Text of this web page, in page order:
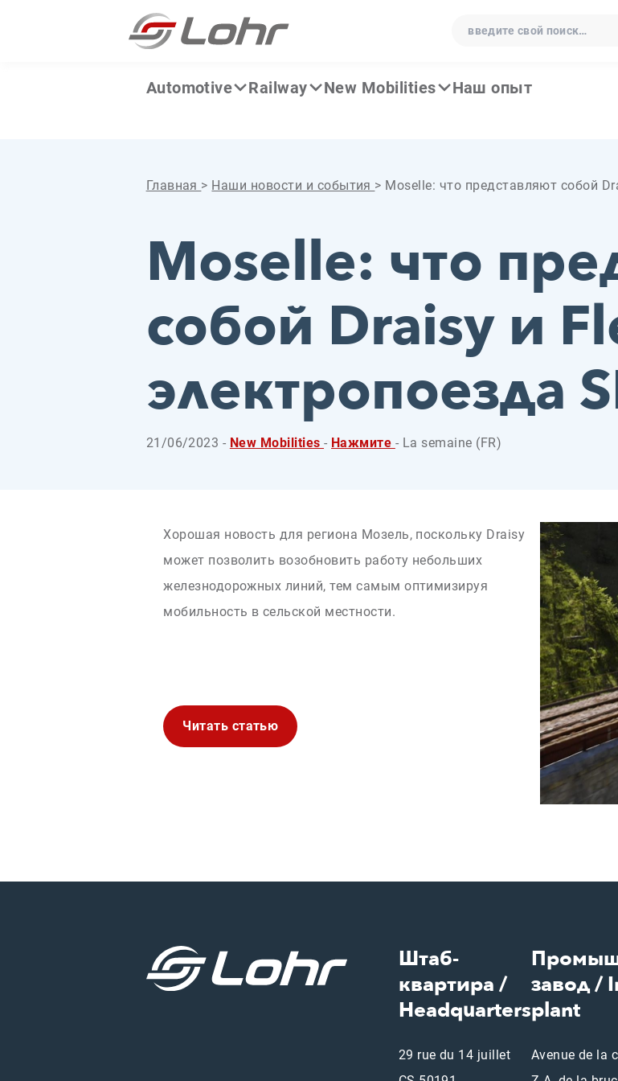
Перейти к содержанию
введите свой поиск…
Automotive Railway New Mobilities Наш опыт
Главная > Наши новости и события > Moselle: что представляют собой
Moselle: что
собой Draisy и
электропоезда
21/06/2023 - New Mobilities- Нажмите - La semaine (FR)
Хорошая новость для региона Мозель, поскольку Draisy
может позволить возобновить работу небольших
железнодорожных линий, тем самым оптимизируя
мобильность в сельской местности.
Читать статью
Штаб-
квартира /
Headquarters
29 rue du 14 juillet
завод /
plant
Avenue de la
Панель управления cookies